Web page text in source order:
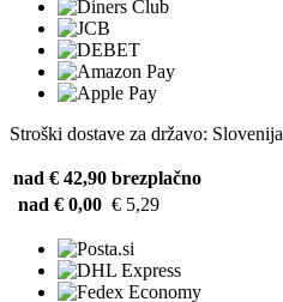
Stroški dostave za državo: Slovenija
nad € 42,90 brezplačno
nad € 0,00 € 5,29